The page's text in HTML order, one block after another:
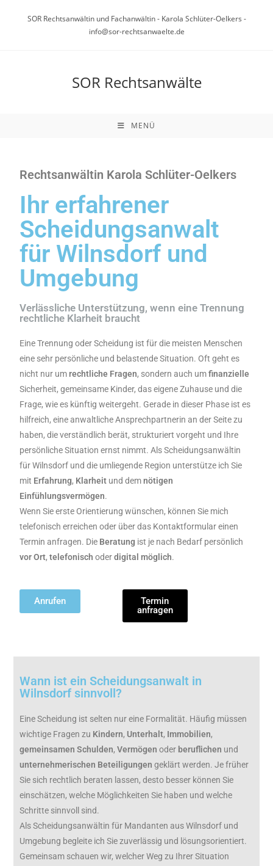
SOR Rechtsanwältin und Fachanwältin - Karola Schlüter-Oelkers -
info@sor-rechtsanwaelte.de
SOR Rechtsanwälte
MENÜ
Rechtsanwältin Karola Schlüter-Oelkers
Ihr erfahrener
Scheidungsanwalt
für Wilnsdorf und
Umgebung
Verlässliche Unterstützung, wenn eine Trennung
rechtliche Klarheit braucht
Eine Trennung oder Scheidung ist für die meisten Menschen
eine sehr persönliche und belastende Situation. Oft geht es
nicht nur umrechtliche Fragen, sondern auch umfinanzielle
Sicherheit, gemeinsame Kinder, das eigene Zuhause und die
Frage, wie es künftig weitergeht. Gerade in dieser Phase ist es
hilfreich, eine anwaltliche Ansprechpartnerin an der Seite zu
haben, die verständlich berät, strukturiert vorgeht und Ihre
persönliche Situation ernst nimmt. Als Scheidungsanwältin
für Wilnsdorf und die umliegende Region unterstütze ich Sie
mit Erfahrung, Klarheit und demnötigen
Einfühlungsvermögen.
Wenn Sie erste Orientierung wünschen, können Sie mich
telefonisch erreichen oder über das Kontaktformular einen
Termin anfragen. Die Beratung ist je nach Bedarf persönlich
vor Ort,telefonisch oderdigital möglich.
Anrufen
Termin
anfragen
Wann ist ein Scheidungsanwalt in
Wilnsdorf sinnvoll?
Eine Scheidung ist selten nur eine Formalität. Häufig müssen
wichtige Fragen zu Kindern, Unterhalt, Immobilien,
gemeinsamen Schulden,Vermögen oder beruflichen und
unternehmerischen Beteiligungen geklärt werden. Je früher
Sie sich rechtlich beraten lassen, desto besser können Sie
einschätzen, welche Möglichkeiten Sie haben und welche
Schritte sinnvoll sind.
Als Scheidungsanwältin für Mandanten aus Wilnsdorf und
Umgebung begleite ich Sie zuverlässig und lösungsorientiert.
Gemeinsam schauen wir, welcher Weg zu Ihrer Situation